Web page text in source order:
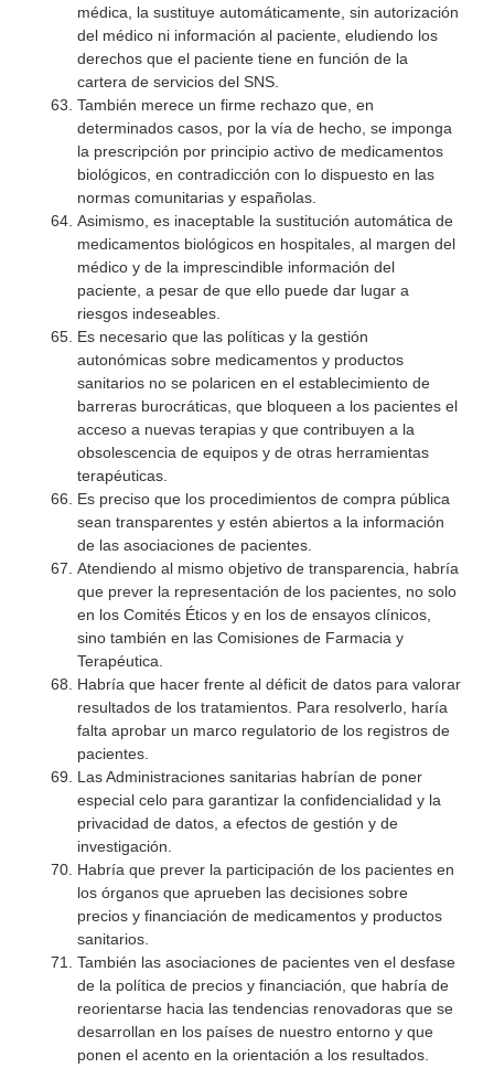
médica, la sustituye automáticamente, sin autorización
del médico ni información al paciente, eludiendo los
derechos que el paciente tiene en función de la
cartera de servicios del SNS.
También merece un firme rechazo que, en
determinados casos, por la vía de hecho, se imponga
la prescripción por principio activo de medicamentos
biológicos, en contradicción con lo dispuesto en las
normas comunitarias y españolas.
Asimismo, es inaceptable la sustitución automática de
medicamentos biológicos en hospitales, al margen del
médico y de la imprescindible información del
paciente, a pesar de que ello puede dar lugar a
riesgos indeseables.
Es necesario que las políticas y la gestión
autonómicas sobre medicamentos y productos
sanitarios no se polaricen en el establecimiento de
barreras burocráticas, que bloqueen a los pacientes el
acceso a nuevas terapias y que contribuyen a la
obsolescencia de equipos y de otras herramientas
terapéuticas.
Es preciso que los procedimientos de compra pública
sean transparentes y estén abiertos a la información
de las asociaciones de pacientes.
Atendiendo al mismo objetivo de transparencia, habría
que prever la representación de los pacientes, no solo
en los Comités Éticos y en los de ensayos clínicos,
sino también en las Comisiones de Farmacia y
Terapéutica.
Habría que hacer frente al déficit de datos para valorar
resultados de los tratamientos. Para resolverlo, haría
falta aprobar un marco regulatorio de los registros de
pacientes.
Las Administraciones sanitarias habrían de poner
especial celo para garantizar la confidencialidad y la
privacidad de datos, a efectos de gestión y de
investigación.
Habría que prever la participación de los pacientes en
los órganos que aprueben las decisiones sobre
precios y financiación de medicamentos y productos
sanitarios.
También las asociaciones de pacientes ven el desfase
de la política de precios y financiación, que habría de
reorientarse hacia las tendencias renovadoras que se
desarrollan en los países de nuestro entorno y que
ponen el acento en la orientación a los resultados.